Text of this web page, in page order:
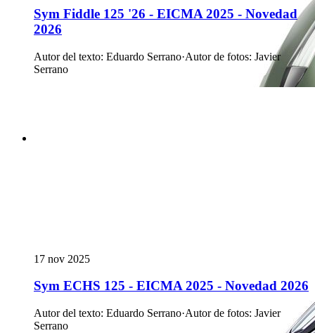
Sym Fiddle 125 '26 - EICMA 2025 - Novedad
2026
Autor del texto: Eduardo Serrano·Autor de fotos: Javier
Serrano
17 nov 2025
Sym ECHS 125 - EICMA 2025 - Novedad 2026
Autor del texto: Eduardo Serrano·Autor de fotos: Javier
Serrano